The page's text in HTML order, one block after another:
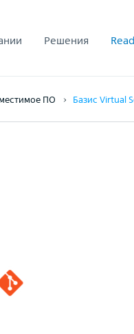
Решения
ПО Базис Virtual